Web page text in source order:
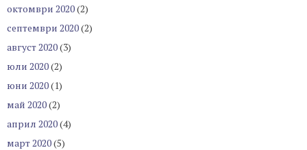
октомври 2020(2)
септември 2020(2)
август 2020(3)
юли 2020(2)
юни 2020(1)
май 2020(2)
април 2020(4)
март 2020(5)